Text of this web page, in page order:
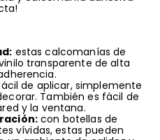
estas calcomanías de
transparente de alta
de aplicar, simplemente
También es fácil de
y la ventana.
con botellas de
vívidas, estas pueden